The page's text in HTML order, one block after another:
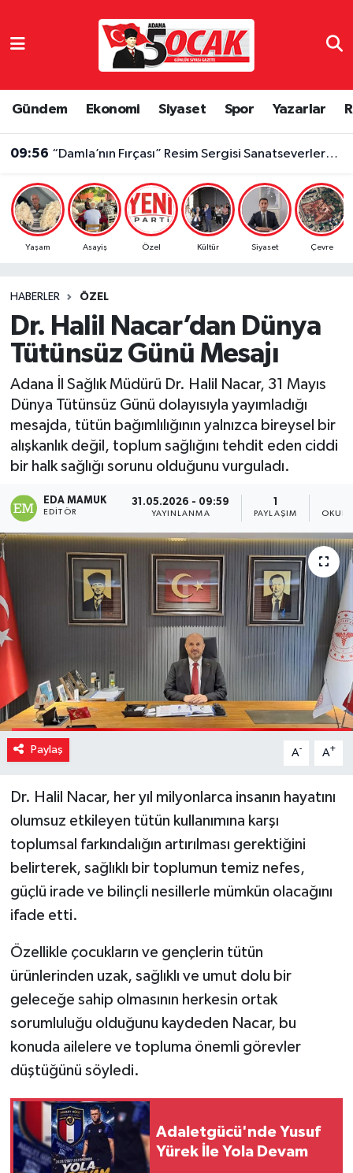
Gündem Ekonomi Siyaset Spor Yazarlar
09:56 “Damla’nın Fırçası” Resim Sergisi Sanatseverlerden Yoğun İlgi Gördü
Yaşam Asayiş Özel Kültür Siyaset Çevre
HABERLER ÖZEL
Dr. Halil Nacar’dan Dünya
Tütünsüz Günü Mesajı
Adana İl Sağlık Müdürü Dr. Halil Nacar, 31 Mayıs
Dünya Tütünsüz Günü dolayısıyla yayımladığı
mesajda, tütün bağımlılığının yalnızca bireysel bir
alışkanlık değil, toplum sağlığını tehdit eden ciddi
bir halk sağlığı sorunu olduğunu vurguladı.
EDA MAMUK
EDITÖR
31.05.2026 - 09:59
YAYINLANMA PAYLAŞIM
Paylaş A- A+
Dr. Halil Nacar, her yıl milyonlarca insanın hayatını
olumsuz etkileyen tütün kullanımına karşı
toplumsal farkındalığın artırılması gerektiğini
belirterek, sağlıklı bir toplumun temiz nefes,
güçlü irade ve bilinçli nesillerle mümkün olacağını
ifade etti.
Özellikle çocukların ve gençlerin tütün
ürünlerinden uzak, sağlıklı ve umut dolu bir
geleceğe sahip olmasının herkesin ortak
sorumluluğu olduğunu kaydeden Nacar, bu
konuda ailelere ve topluma önemli görevler
düştüğünü söyledi.
Adaletgücü'nde Yusuf
Yürek İle Yola Devam
Dünya
Eğitim
Gündem
Haber Reklam
Magazin
Özel
Resmi İlanlar
Sağlık
Siyaset
Spor
Yaşam
Yurttan
Adana Nöbetçi Eczaneler
Adana Trafik Yoğunluk Haritası
Süper Lig Puan Durumu ve Fikstür
Son Dakika Haberleri
Haber Arşivi